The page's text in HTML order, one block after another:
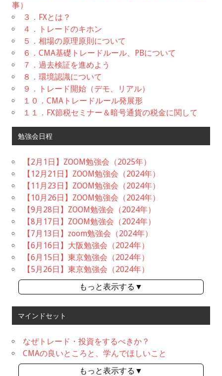
事）
３．FXとは？
４．トレードのキホン
５．相場の原理原則について
６．CMA基礎トレードルール、PBについて
７．過去検証を進めよう
８．環境認識について
９．トレード開始（デモ、リアル）
１０．CMAトレードルール発展形
１１．FX節税セミナー＆暗号通貨の税金に関して
勉強会日程
【2月1日】ZOOM勉強会（2025年）
【12月21日】ZOOM勉強会（2024年）
【11月23日】ZOOM勉強会（2024年）
【10月26日】ZOOM勉強会（2024年）
【9月28日】ZOOM勉強会（2024年）
【8月17日】ZOOM勉強会（2024年）
【7月13日】zoom勉強会（2024年）
【6月16日】大阪勉強会（2024年）
【6月15日】東京勉強会（2024年）
【5月26日】東京勉強会（2024年）
もっと表示する▼
マインドセット
なぜトレード・投資をするべきか？
CMAの良いところと、学んでほしいこと
もっと表示する▼